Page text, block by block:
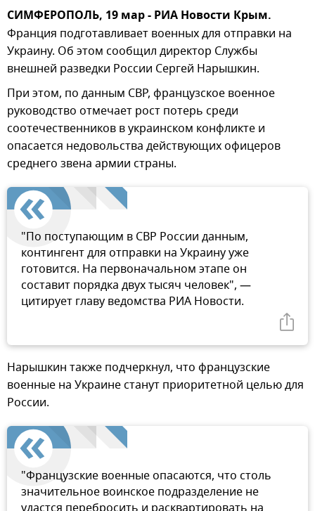
СИМФЕРОПОЛЬ, 19 мар - РИА Новости Крым.
Франция подготавливает военных для отправки на
Украину. Об этом сообщил директор Службы
внешней разведки России Сергей Нарышкин.
При этом, по данным СВР, французское военное
руководство отмечает рост потерь среди
соотечественников в украинском конфликте и
опасается недовольства действующих офицеров
среднего звена армии страны.
"По поступающим в СВР России данным,
контингент для отправки на Украину уже
готовится. На первоначальном этапе он
составит порядка двух тысяч человек", —
цитирует главу ведомства РИА Новости.
Нарышкин также подчеркнул, что французские
военные на Украине станут приоритетной целью для
России.
"Французские военные опасаются, что столь
значительное воинское подразделение не